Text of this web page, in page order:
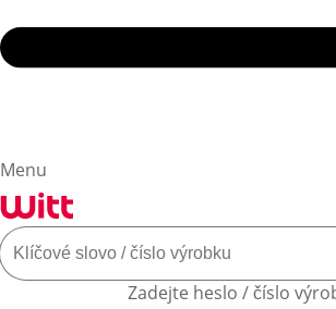
Menu
Zadejte heslo / číslo